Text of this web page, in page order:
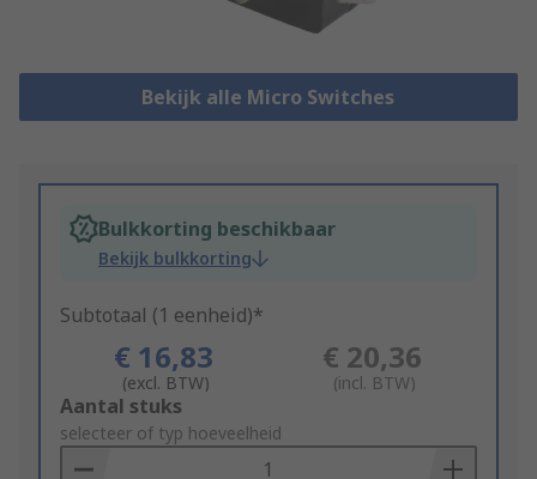
Bekijk alle Micro Switches
Bulkkorting beschikbaar
Bekijk bulkkorting
Subtotaal (1 eenheid)*
€ 16,83
(excl. BTW)
€ 20,36
(incl. BTW)
Add
to
Basket
Aantal stuks
selecteer of typ hoeveelheid